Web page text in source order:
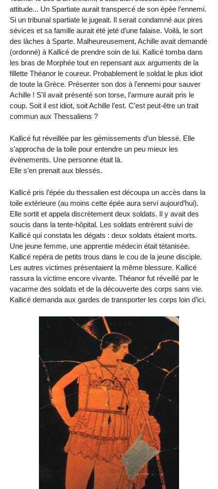
attitude... Un Spartiate aurait transpercé de son épée l’ennemi.
Si un tribunal spartiate le jugeait. Il serait condamné aux pires
sévices et sa famille aurait été jeté d’une falaise. Voilà, le sort
des lâches à Sparte. Malheureusement, Achille avait demandé
(ordonné) à Kallicé de prendre soin de lui. Kallicé tomba dans
les bras de Morphée tout en repensant aux arguments de la
fillette Théanor le coureur. Probablement le soldat le plus idiot
de toute la Grèce. Présenter son dos à l’ennemi pour sauver
Achille ! S’il avait présenté son torse, l’armure aurait pris le
coup. Soit il est idiot, soit Achille l’est. C’est peut-être un trait
commun aux Thessaliens ?
Kallicé fut réveillée par les gémissements d’un blessé. Elle
s’approcha de la toile pour entendre un peu mieux les
évènements. Une personne était là.
Elle s’en prenait aux blessés.
Kallicé pris l’épée du thessalien est découpa un accès dans la
toile extérieure (au moins cette épée aura servi aujourd’hui).
Elle sortit et appela discrètement deux soldats. Il y avait des
soucis dans la tente-hôpital. Les soldats entrèrent suivi de
Kallicé qui constata les dégats : deux soldats étaient morts.
Une jeune femme, une apprentie médecin était tétanisée.
Kallicé repéra de petits trous dans le cou de la jeune disciple.
Les autres victimes présentaient la même blessure. Kallicé
rassura la victime encore vivante. Théanor fut réveillé par le
vacarme des soldats et de la découverte des corps sans vie.
Kallicé demanda aux gardes de transporter les corps loin d’ici.